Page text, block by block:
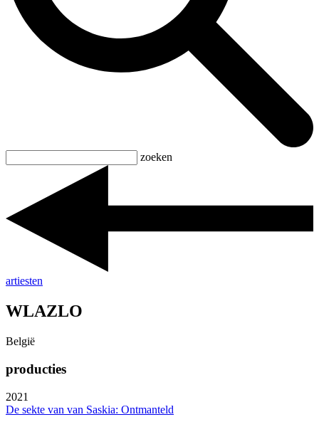
zoeken
artiesten
WLAZLO
België
producties
2021
De sekte van van Saskia: Ontmanteld